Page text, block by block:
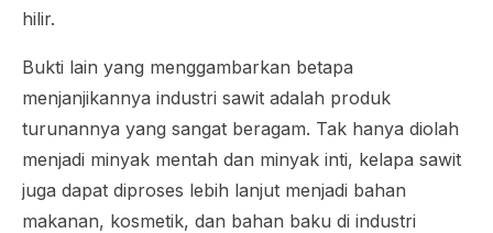
hilir.
Bukti lain yang menggambarkan betapa
menjanjikannya industri sawit adalah produk
turunannya yang sangat beragam. Tak hanya diolah
menjadi minyak mentah dan minyak inti, kelapa sawit
juga dapat diproses lebih lanjut menjadi bahan
makanan, kosmetik, dan bahan baku di industri